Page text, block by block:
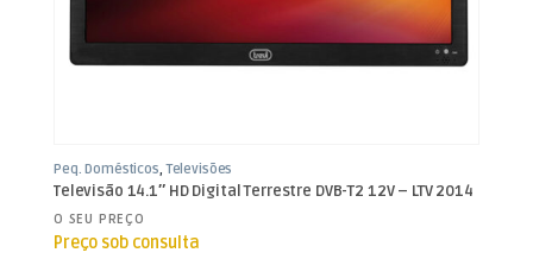
Peq. Domésticos,Televisões
Televisão 14.1″ HD Digital Terrestre DVB-T2 12V – LTV 2014
O SEU PREÇO
Preço sob consulta